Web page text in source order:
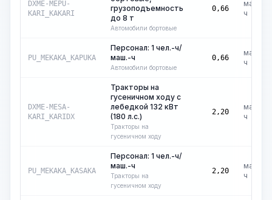
DXME-MEPU-
KARI_KAKARI
грузоподъемность
до 8 т
Автомобили бортовые
0,66
маш.-
ч
PU_MEKAKA_KAPUKA
Персонал: 1 чел.-ч/
маш.-ч
Автомобили бортовые
0,66
маш.-
ч
DXME-MESA-
KARI_KARIDX
Тракторы на
гусеничном ходу с
лебедкой 132 кВт
(180 л.с.)
Тракторы на
гусеничном ходу
2,20
маш.-
ч
PU_MEKAKA_KASAKA
Персонал: 1 чел.-ч/
маш.-ч
Тракторы на
гусеничном ходу
2,20
маш.-
ч